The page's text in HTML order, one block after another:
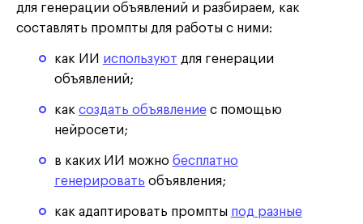
для генерации объявлений и разбираем, как
составлять промпты для работы с ними:
как ИИ используют для генерации
объявлений;
как создать объявлениес помощью
нейросети;
в каких ИИ можно бесплатно
генерировать объявления;
как адаптировать промпты под разные